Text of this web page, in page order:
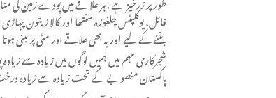
فائل، یوکلپٹس چلغوزہ سنتھا اور کالا
بننے کے لیے اور یہ بھی علاقے اور مٹی پر
شجرکاری مہم میں ہمیں لوگوں میں زیادہ سے
پاکستان منصوبے کے تحت زیادہ سے زیادہ درخت